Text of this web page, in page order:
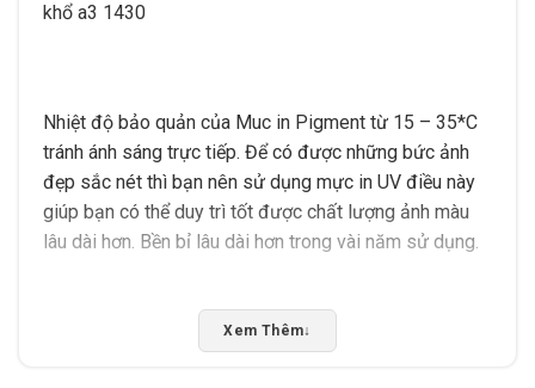
khổ a3 1430
Nhiệt độ bảo quản của Muc in Pigment từ 15 – 35*C
tránh ánh sáng trực tiếp. Để có được những bức ảnh
đẹp sắc nét thì bạn nên sử dụng mực in UV điều này
giúp bạn có thể duy trì tốt được chất lượng ảnh màu
lâu dài hơn. Bền bỉ lâu dài hơn trong vài năm sử dụng.
Rate this product
Bấm 5 sao để ủng hộ shop
Xem Thêm↓